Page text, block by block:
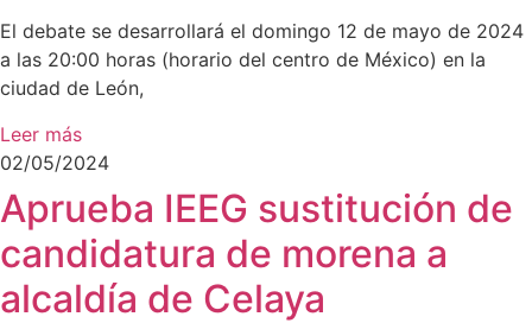
El debate se desarrollará el domingo 12 de mayo de 2024
a las 20:00 horas (horario del centro de México) en la
ciudad de León,
Leer más
02/05/2024
Aprueba IEEG sustitución de
candidatura de morena a
alcaldía de Celaya